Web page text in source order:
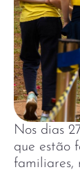
Nos dias
que estão
familiares,